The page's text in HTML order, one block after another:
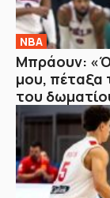
NBA
Μπράουν:
μου, πέταξα
του